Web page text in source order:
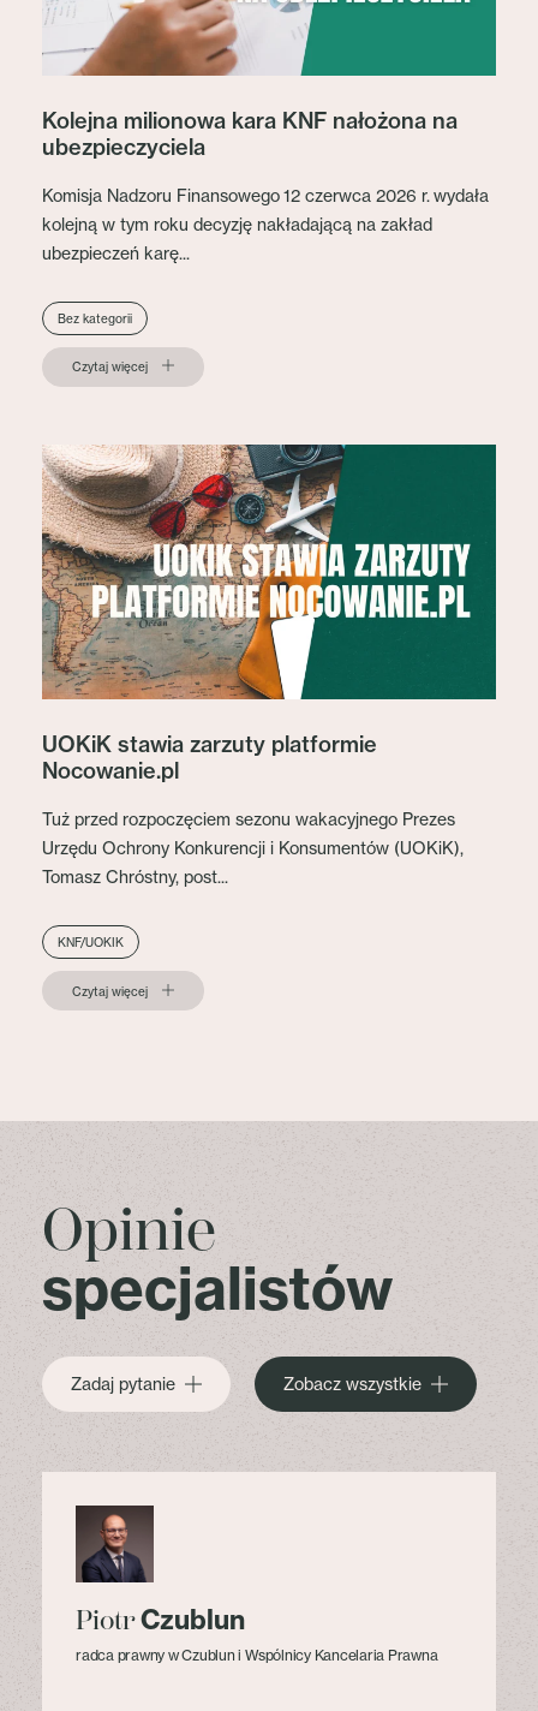
Kolejna milionowa kara KNF nałożona na
ubezpieczyciela
Komisja Nadzoru Finansowego 12 czerwca 2026 r. wydała
kolejną w tym roku decyzję nakładającą na zakład
ubezpieczeń karę...
Bez kategorii
Czytaj więcej
UOKiK stawia zarzuty platformie
Nocowanie.pl
Tuż przed rozpoczęciem sezonu wakacyjnego Prezes
Urzędu Ochrony Konkurencji i Konsumentów (UOKiK),
Tomasz Chróstny, post...
KNF/UOKIK
Czytaj więcej
Opinie
specjalistów
Zadaj pytanie Zobacz wszystkie
PiotrCzublun
radca prawny w Czublun i Wspólnicy Kancelaria Prawna